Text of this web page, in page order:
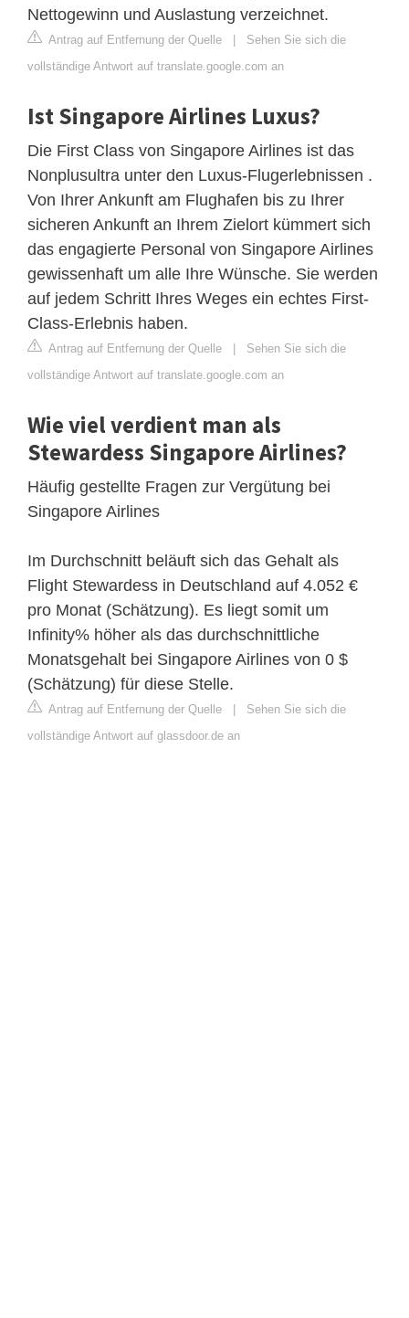
Nettogewinn und Auslastung verzeichnet.
Antrag auf Entfernung der Quelle | Sehen Sie sich die
vollständige Antwort auf translate.google.com an
Ist Singapore Airlines Luxus?
Die First Class von Singapore Airlines ist das
Nonplusultra unter den Luxus-Flugerlebnissen .
Von Ihrer Ankunft am Flughafen bis zu Ihrer
sicheren Ankunft an Ihrem Zielort kümmert sich
das engagierte Personal von Singapore Airlines
gewissenhaft um alle Ihre Wünsche. Sie werden
auf jedem Schritt Ihres Weges ein echtes First-
Class-Erlebnis haben.
Antrag auf Entfernung der Quelle | Sehen Sie sich die
vollständige Antwort auf translate.google.com an
Wie viel verdient man als
Stewardess Singapore Airlines?
Häufig gestellte Fragen zur Vergütung bei
Singapore Airlines
Im Durchschnitt beläuft sich das Gehalt als
Flight Stewardess in Deutschland auf 4.052 €
pro Monat (Schätzung). Es liegt somit um
Infinity% höher als das durchschnittliche
Monatsgehalt bei Singapore Airlines von 0 $
(Schätzung) für diese Stelle.
Antrag auf Entfernung der Quelle | Sehen Sie sich die
vollständige Antwort auf glassdoor.de an